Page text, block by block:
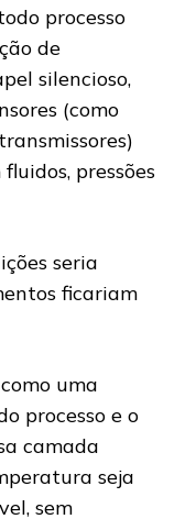
processo
de
silencioso,
(como
pressões
seria
ficariam
uma
processo e o
camada
seja
sem